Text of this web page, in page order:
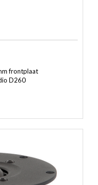
frontplaat
D260